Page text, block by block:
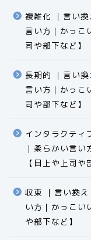
複雑化 ｜言い
言い方｜かっこ
司や部下など】​​​​​​​​​​​​​​​​
長期的 ｜言い
言い方｜かっこ
司や部下など】​​​​​​​​​​​​​​​​
インタラクティ
｜柔らかい言い
【目上や上司や
収束 ｜言い換
い方｜かっこい
や部下など】​​​​​​​​​​​​​​​​